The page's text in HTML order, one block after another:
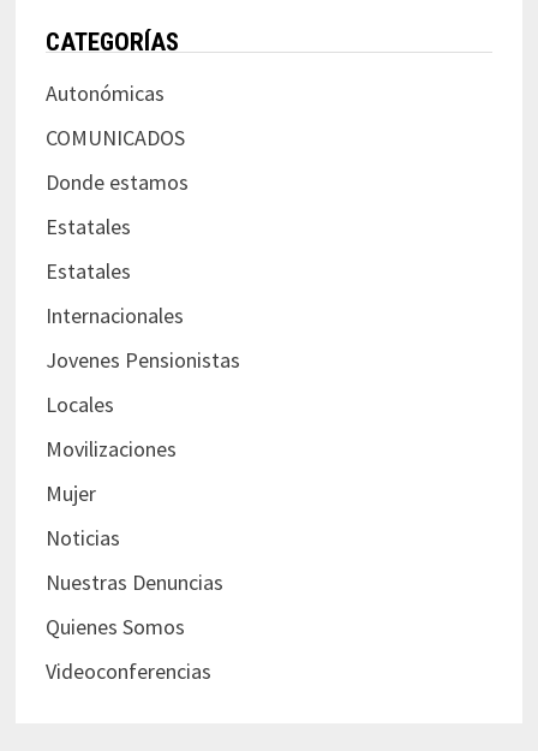
CATEGORÍAS
Autonómicas
COMUNICADOS
Donde estamos
Estatales
Estatales
Internacionales
Jovenes Pensionistas
Locales
Movilizaciones
Mujer
Noticias
Nuestras Denuncias
Quienes Somos
Videoconferencias